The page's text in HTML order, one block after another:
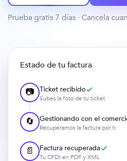
Prueba gratis 7 días · Cancela
Estado de tu factura
📷 Ticket recibido
Subes la foto de tu ticket
🔄 Gestionando con el
Recuperamos la factura por ti
📄 Factura recuperada
Tu CFDI en PDF y XML